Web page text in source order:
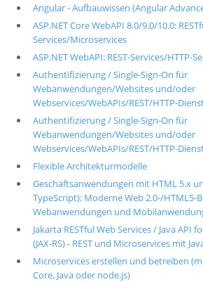
Angular - Aufbauwissen (Angular
ASP.NET Core WebAPI 8.0/9.0/10.0:
Services/Microservices
ASP.NET WebAPI: REST-Services/HTTP-
Authentifizierung / Single-Sign-On für
Webanwendungen/Websites und/oder
Webservices/WebAPIs/REST/HTTP-
Authentifizierung / Single-Sign-On für
Webanwendungen/Websites und/oder
Webservices/WebAPIs/REST/HTTP-
Flexible Architekturmodelle
Geschäftsanwendungen mit HTML 5.x
TypeScript): Moderne Web 2.0-/HTML5-
Webanwendungen und
Jakarta RESTful Web Services / Java API
(JAX-RS) - REST und Microservices mit
Microservices erstellen und betreiben
Core, Java oder node.js)